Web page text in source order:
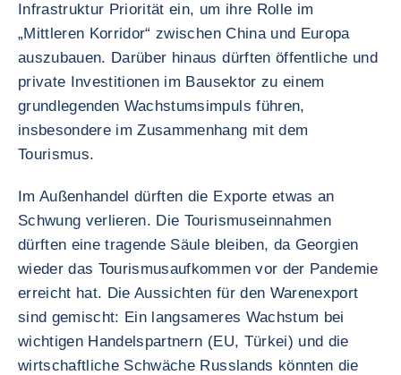
Infrastruktur Priorität ein, um ihre Rolle im
„Mittleren Korridor“ zwischen China und Europa
auszubauen. Darüber hinaus dürften öffentliche und
private Investitionen im Bausektor zu einem
grundlegenden Wachstumsimpuls führen,
insbesondere im Zusammenhang mit dem
Tourismus.
Im Außenhandel dürften die Exporte etwas an
Schwung verlieren. Die Tourismuseinnahmen
dürften eine tragende Säule bleiben, da Georgien
wieder das Tourismusaufkommen vor der Pandemie
erreicht hat. Die Aussichten für den Warenexport
sind gemischt: Ein langsameres Wachstum bei
wichtigen Handelspartnern (EU, Türkei) und die
wirtschaftliche Schwäche Russlands könnten die